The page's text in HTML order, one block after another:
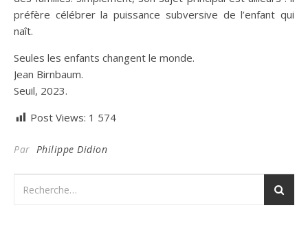
préfère célébrer la puissance subversive de l’enfant qui
naît.
Seules les enfants changent le monde.
Jean Birnbaum.
Seuil, 2023.
Post Views: 1 574
Par Philippe Didion